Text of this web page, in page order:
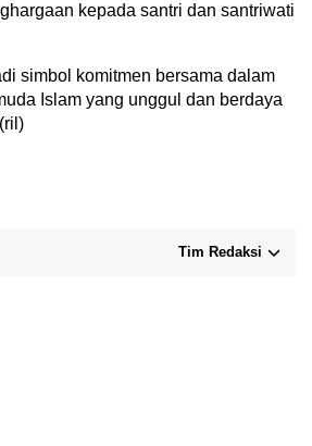
kepada santri dan santriwati
simbol komitmen bersama dalam
Islam yang unggul dan berdaya
Tim Redaksi